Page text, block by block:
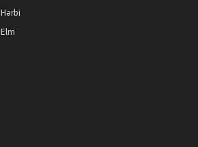
Hərbi
Elm